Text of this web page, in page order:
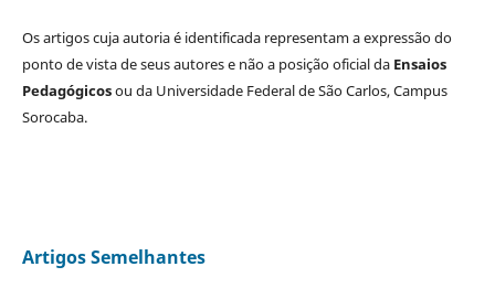
Os artigos cuja autoria é identificada representam a expressão do
ponto de vista de seus autores e não a posição oficial da Ensaios
Pedagógicosou da Universidade Federal de São Carlos, Campus
Sorocaba.
Artigos Semelhantes